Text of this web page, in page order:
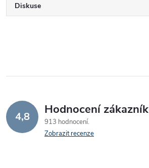
Diskuse
4,8 Hodnocení
913 hodnocení
Zobrazit recenze